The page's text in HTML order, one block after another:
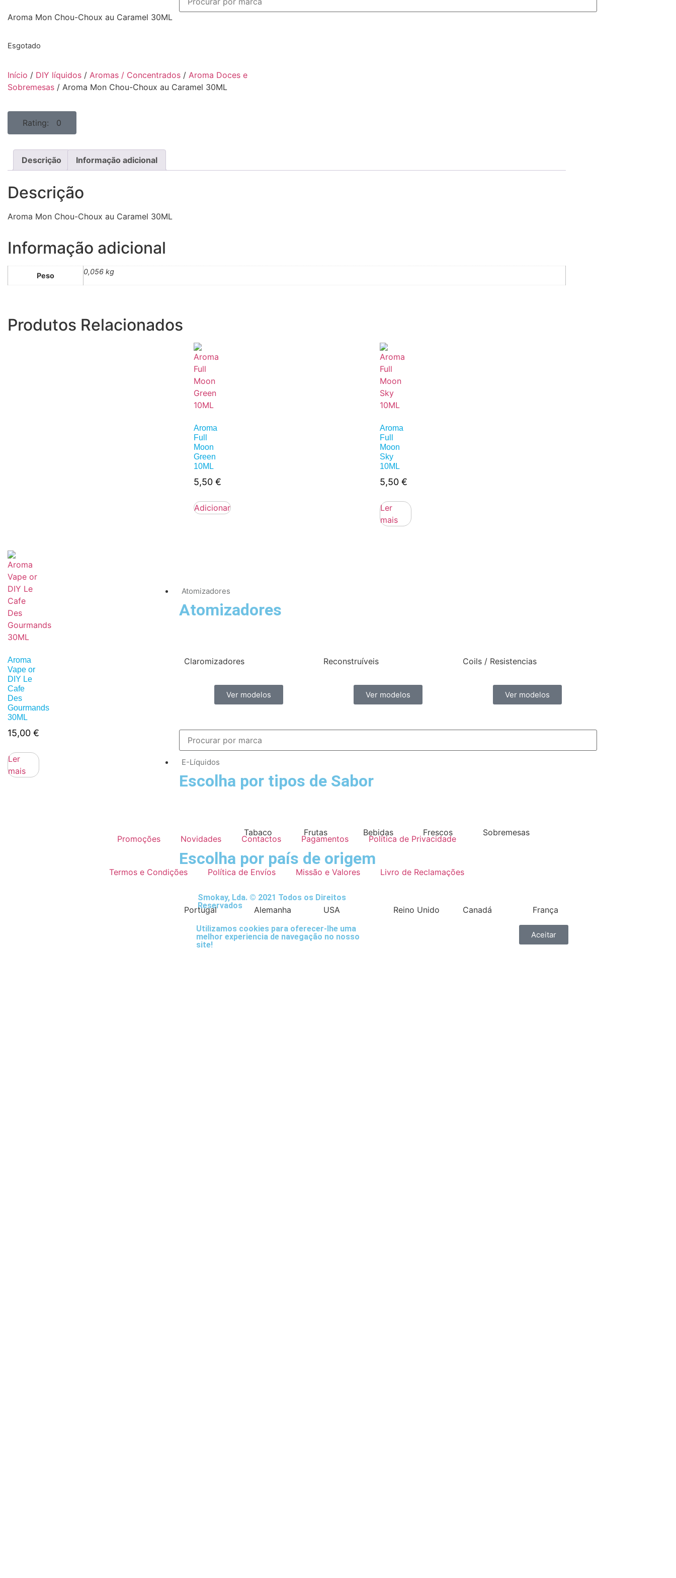
Atomizadores
Atomizadores
Claromizadores
Ver modelos
Reconstruíveis
Ver modelos
Coils / Resistencias
Ver modelos
E-Líquidos
Escolha por tipos de Sabor
Tabaco Frutas Bebidas Frescos Sobremesas
Escolha por país de origem
Portugal Alemanha USA Reino Unido Canadá França
Aroma Mon Chou-Choux au Caramel 30ML
Esgotado
Início / DIY líquidos / Aromas / Concentrados / Aroma Doces e
Sobremesas / Aroma Mon Chou-Choux au Caramel 30ML
Rating: 0
Descrição Informação adicional
Descrição
Aroma Mon Chou-Choux au Caramel 30ML
Informação adicional
Peso 0,056 kg
Produtos Relacionados
Aroma
Full
Moon
Green
10ML
5,50 €
Adicionar
Aroma
Full
Moon
Sky
10ML
5,50 €
Ler
mais
Aroma
Vape or
DIY Le
Cafe
Des
Gourmands
30ML
15,00 €
Ler
mais
Promoções Novidades Contactos Pagamentos Política de Privacidade
Termos e Condições Política de Envíos Missão e Valores Livro de Reclamações
Smokay, Lda. © 2021 Todos os Direitos
Reservados
Utilizamos cookies para oferecer-lhe uma
melhor experiencia de navegação no nosso
site!
Aceitar